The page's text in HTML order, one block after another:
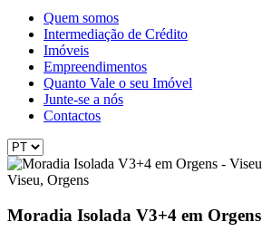
Quem somos
Intermediação de Crédito
Imóveis
Empreendimentos
Quanto Vale o seu Imóvel
Junte-se a nós
Contactos
Viseu, Orgens
Moradia Isolada V3+4 em Orgens